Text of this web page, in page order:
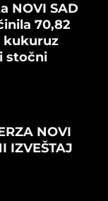
NOVI SAD
70,82
kukuruz
stočni
NOVI
IZVEŠTAJ